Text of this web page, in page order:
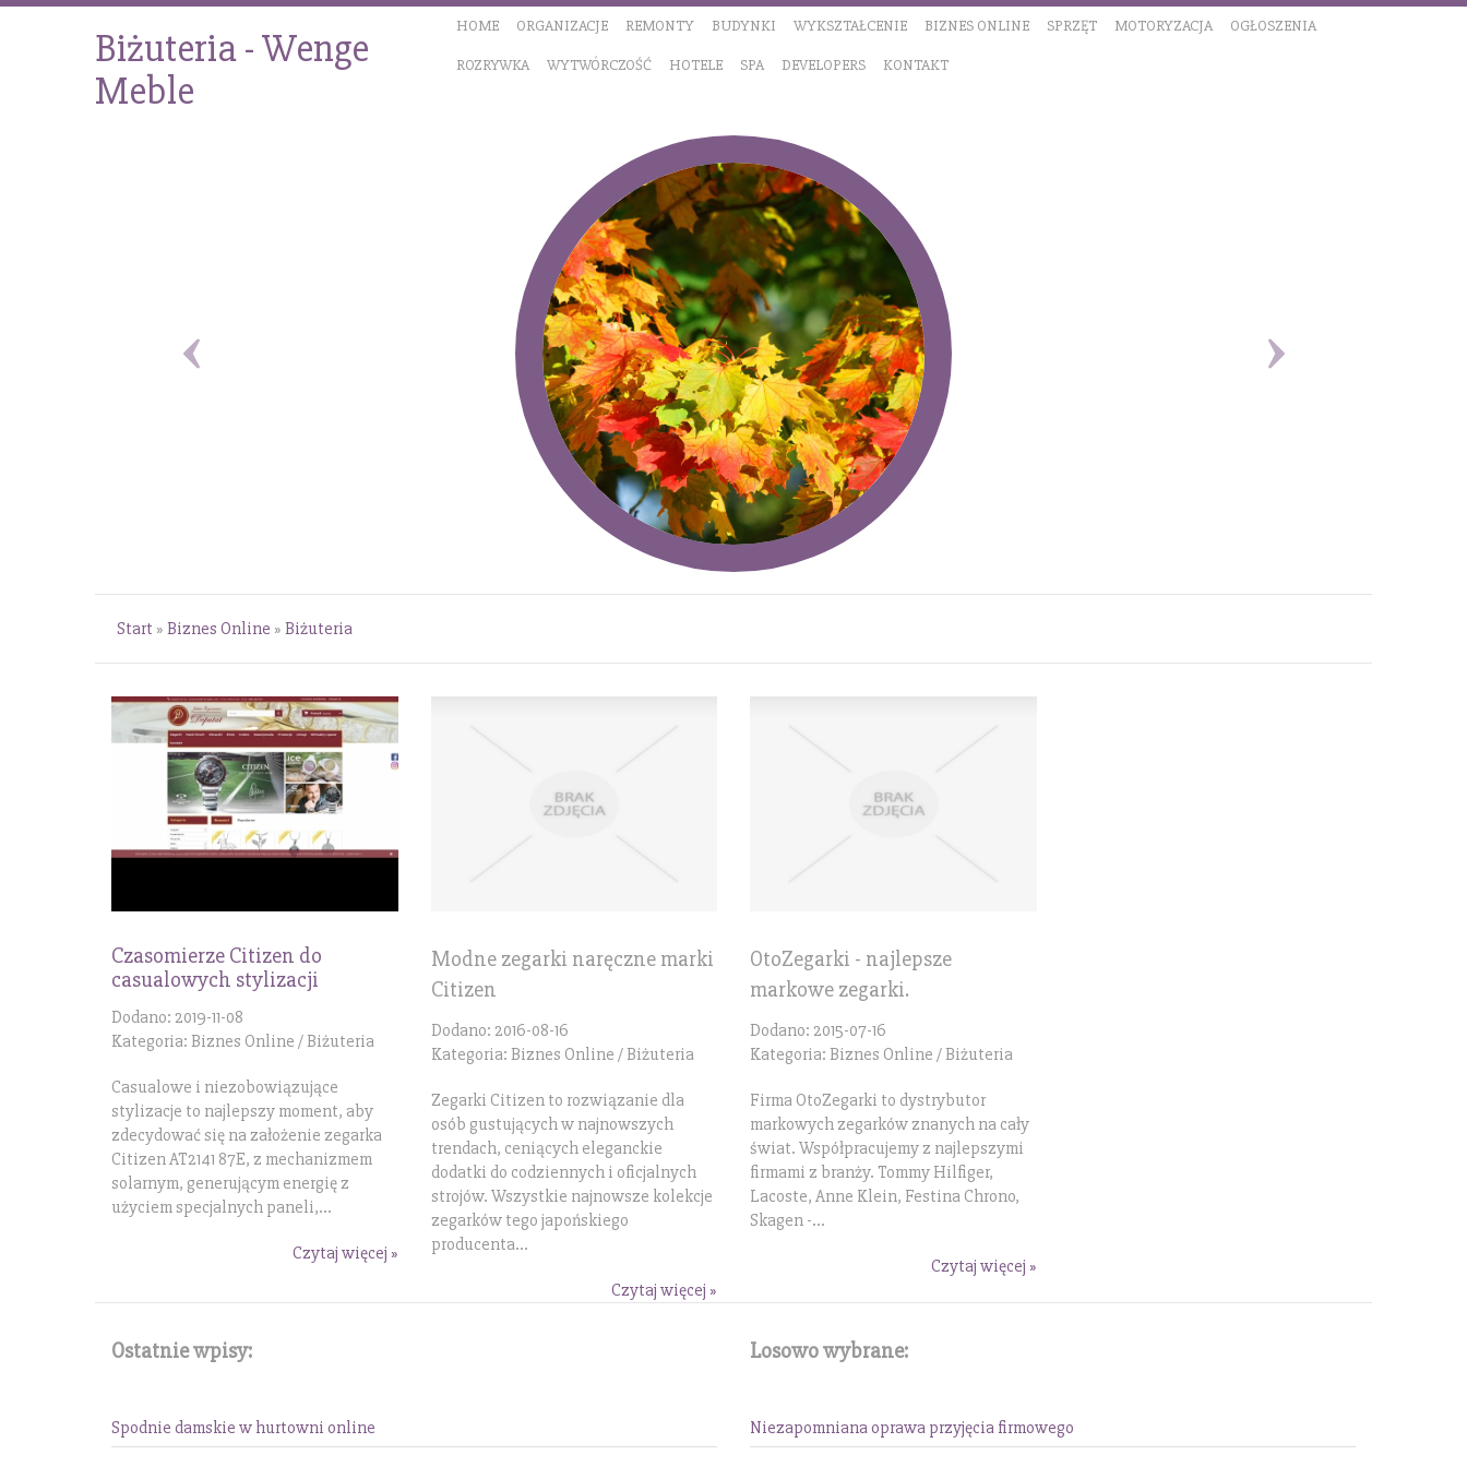
HOME ORGANIZACJE REMONTY BUDYNKI WYKSZTAŁCENIE BIZNES ONLINE SPRZĘT MOTORYZACJA OGŁOSZENIA
ROZRYWKA WYTWÓRCZOŚĆ HOTELE SPA DEVELOPERS KONTAKT
Biżuteria - Wenge
Meble
Start » Biznes Online » Biżuteria
Czasomierze Citizen do
casualowych stylizacji
Dodano: 2019-11-08
Kategoria: Biznes Online / Biżuteria
Casualowe i niezobowiązujące
stylizacje to najlepszy moment, aby
zdecydować się na założenie zegarka
Citizen AT2141 87E, z mechanizmem
solarnym, generującym energię z
użyciem specjalnych paneli,...
Czytaj więcej »
Modne zegarki naręczne marki
Citizen
Dodano: 2016-08-16
Kategoria: Biznes Online / Biżuteria
Zegarki Citizen to rozwiązanie dla
osób gustujących w najnowszych
trendach, ceniących eleganckie
dodatki do codziennych i oficjalnych
strojów. Wszystkie najnowsze kolekcje
zegarków tego japońskiego
producenta...
Czytaj więcej »
OtoZegarki - najlepsze
markowe zegarki.
Dodano: 2015-07-16
Kategoria: Biznes Online / Biżuteria
Firma OtoZegarki to dystrybutor
markowych zegarków znanych na cały
świat. Współpracujemy z najlepszymi
firmami z branży. Tommy Hilfiger,
Lacoste, Anne Klein, Festina Chrono,
Skagen -...
Czytaj więcej »
Ostatnie wpisy:
Spodnie damskie w hurtowni online
Losowo wybrane:
Niezapomniana oprawa przyjęcia firmowego